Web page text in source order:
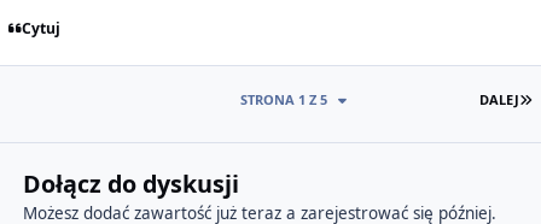
Cytuj
DALEJ
STRONA 1 Z 5
Dołącz do dyskusji
Możesz dodać zawartość już teraz a zarejestrować się później.